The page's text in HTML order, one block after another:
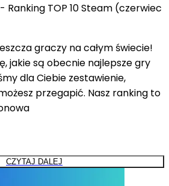
Ranking TOP 10 Steam (czerwiec
graczy na całym świecie!
jakie są obecnie najlepsze gry
dla Ciebie zestawienie,
przegapić. Nasz ranking to
CZYTAJ DALEJ